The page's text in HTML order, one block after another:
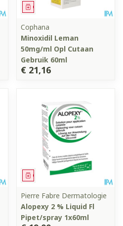
Geneesmiddel
Cophana
Minoxidil Leman
50mg/ml Opl Cutaan
Gebruik 60ml
€ 21,16
Geneesmiddel
Pierre Fabre Dermatologie
Alopexy 2 % Liquid Fl
Pipet/spray 1x60ml